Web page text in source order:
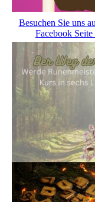
Besuchen Sie uns
Facebook